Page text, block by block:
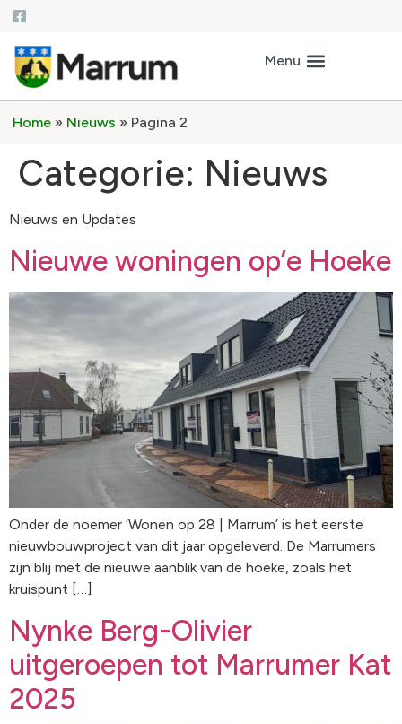
Home » Nieuws » Pagina 2
Categorie: Nieuws
Nieuws en Updates
Nieuwe woningen op’e Hoeke
Onder de noemer ‘Wonen op 28 | Marrum’ is het eerste
nieuwbouwproject van dit jaar opgeleverd. De Marrumers
zijn blij met de nieuwe aanblik van de hoeke, zoals het
kruispunt […]
Nynke Berg-Olivier
uitgeroepen tot Marrumer Kat
2025